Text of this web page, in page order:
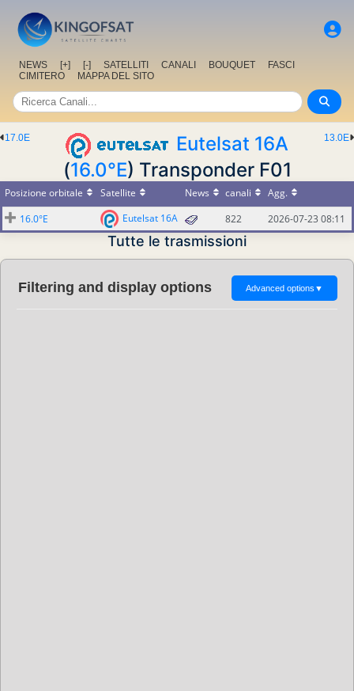
NEWS [+] [-] SATELLITI CANALI BOUQUET
FASCI
CIMITERO
MAPPA DEL SITO
13.0E
17.0E
Eutelsat 16A
(16.0°E) Transponder F01
Posizione orbitale Satellite News canali
Agg.
16.0°E
Eutelsat 16A 822 2026-07-23 08:11
Tutte le trasmissioni
Filtering and display options Advanced options ▼